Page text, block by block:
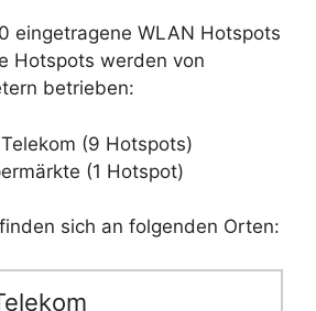
eingetragene WLAN Hotspots
Hotspots werden von
betrieben:
(9 Hotspots)
(1 Hotspot)
sich an folgenden Orten: